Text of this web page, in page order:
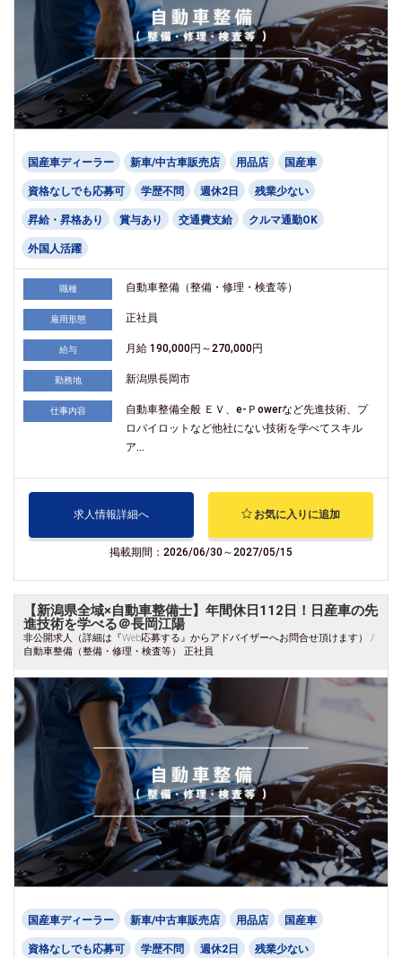
国産車ディーラー 新車/中古車販売店 用品店 国産車
資格なしでも応募可 学歴不問 週休2日 残業少ない
昇給・昇格あり 賞与あり 交通費支給 クルマ通勤OK
外国人活躍
職種 自動車整備（整備・修理・検査等）
雇用形態 正社員
給与 月給 190,000円～270,000円
勤務地 新潟県長岡市
仕事内容
自動車整備全般 ＥＶ、e-Ｐowerなど先進技術、プ
ロパイロットなど他社にない技術を学べてスキル
ア...
求人情報詳細へ お気に入りに追加
掲載期間：2026/06/30～2027/05/15
【新潟県全域×自動車整備士】年間休日112日！日産車の先
進技術を学べる＠長岡江陽
非公開求人（詳細は『Web応募する』からアドバイザーへお問合せ頂けます） /
自動車整備（整備・修理・検査等） 正社員
国産車ディーラー 新車/中古車販売店 用品店 国産車
資格なしでも応募可 学歴不問 週休2日 残業少ない